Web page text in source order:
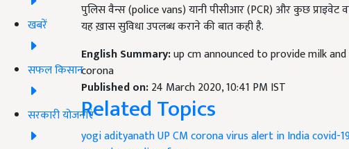
खबरें
सफल किसान
सरकारी योजनाएं
पुलिस वैन्स (police vans) यानी पीसीआर (PCR) और कुछ प्राइवेट
यह ख़ास सुविधा उपलब्ध कराने की बात कही है.
English Summary:up cm announced to provide milk
corona
Published on:24 March 2020, 10:41 PM IST
Related Topics
yogi adityanathUP CMcorona virus alert in Indiacovid-